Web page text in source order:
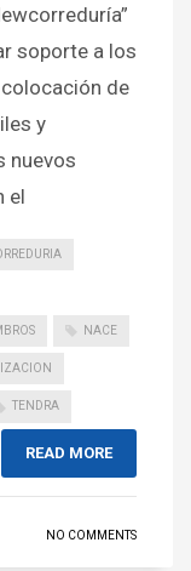
soporte a los
de
y
nuevos
el
NACE
TENDRA
READ MORE
NO COMMENTS